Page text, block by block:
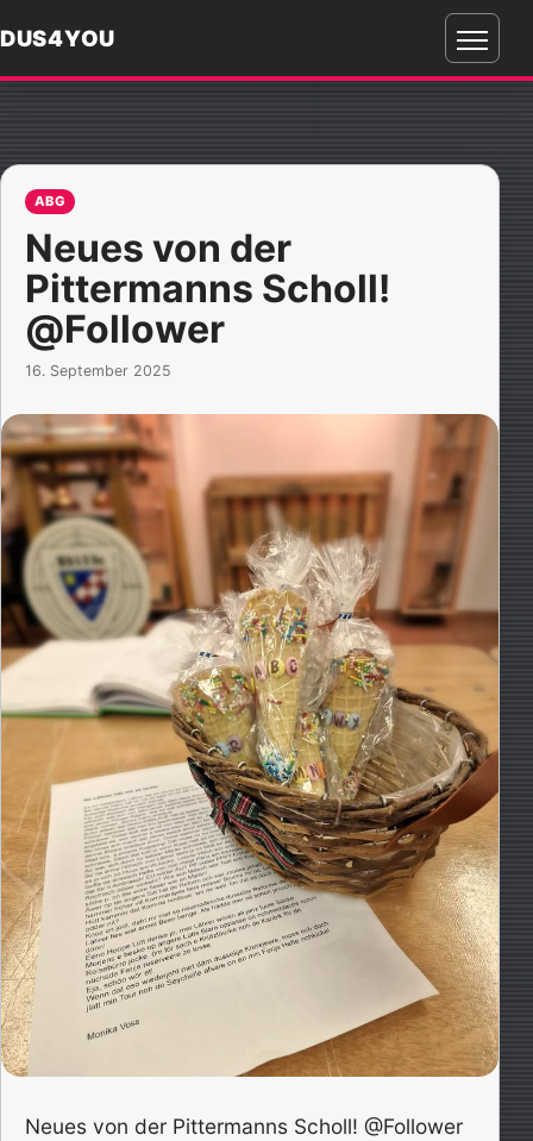
DUS4YOU
Menü
ABG
Neues von der
Pittermanns Scholl!
@Follower
16. September 2025
Neues von der Pittermanns Scholl! @Follower